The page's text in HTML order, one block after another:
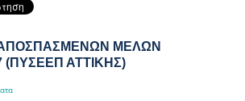
ΜΕΛΩΝ
(ΠΥΣΕΕΠ ΑΤΤΙΚΗΣ)